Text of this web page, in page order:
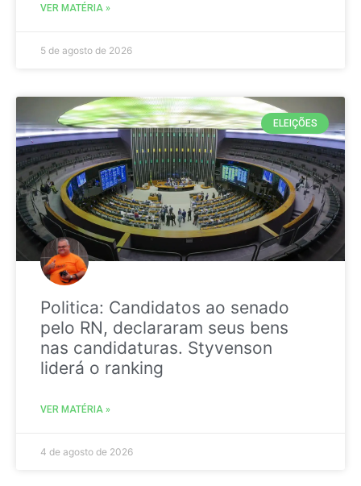
VER MATÉRIA »
5 de agosto de 2026
ELEIÇÕES
Politica: Candidatos ao senado
pelo RN, declararam seus bens
nas candidaturas. Styvenson
liderá o ranking
VER MATÉRIA »
4 de agosto de 2026